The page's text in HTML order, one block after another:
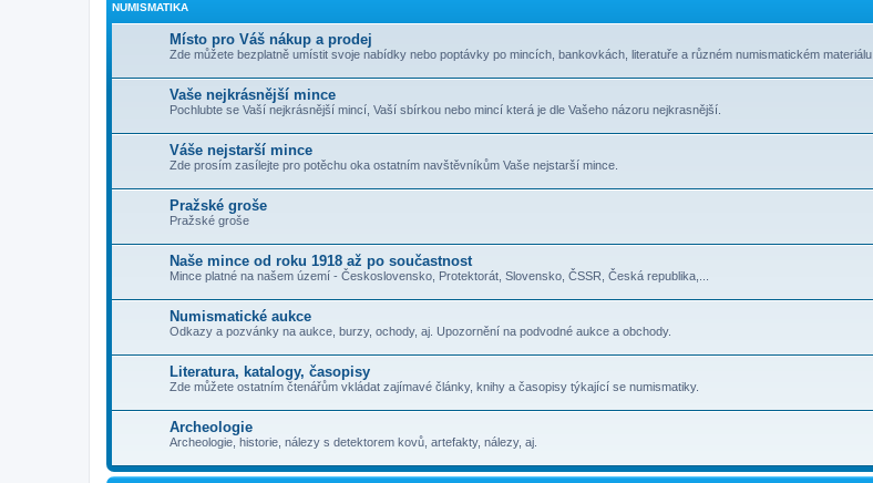
NUMISMATIKA
Místo pro Váš nákup a prodej
Zde můžete bezplatně umístit svoje nabídky nebo poptávky po mincích, bankovkách, literatuře a různém numismatickém materiálu.
Vaše nejkrásnější mince
Pochlubte se Vaší nejkrásnější mincí, Vaší sbírkou nebo mincí která je dle Vašeho názoru nejkrasnější.
Váše nejstarší mince
Zde prosím zasílejte pro potěchu oka ostatním navštěvníkům Vaše nejstarší mince.
Pražské groše
Pražské groše
Naše mince od roku 1918 až po součastnost
Mince platné na našem území - Československo, Protektorát, Slovensko, ČSSR, Česká republika,...
Numismatické aukce
Odkazy a pozvánky na aukce, burzy, ochody, aj. Upozornění na podvodné aukce a obchody.
Literatura, katalogy, časopisy
Zde můžete ostatním čtenářům vkládat zajímavé články, knihy a časopisy týkající se numismatiky.
Archeologie
Archeologie, historie, nálezy s detektorem kovů, artefakty, nálezy, aj.